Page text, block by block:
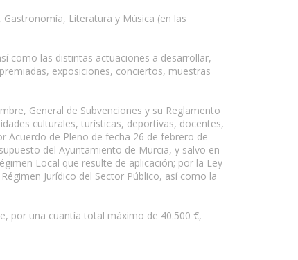
Literatura y Música (en las
como las distintas actuaciones a desarrollar,
exposiciones, conciertos, muestras
General de Subvenciones y su Reglamento
culturales, turísticas, deportivas, docentes,
Acuerdo de Pleno de fecha 26 de febrero de
del Ayuntamiento de Murcia, y salvo en
Local que resulte de aplicación; por la Ley
Jurídico del Sector Público, así como la
por una cuantía total máximo de 40.500 €,